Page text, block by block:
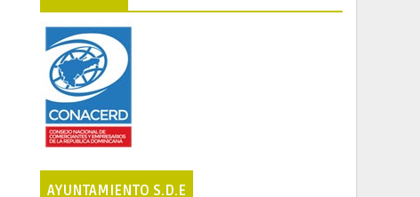
AYUNTAMIENTO S.D.E